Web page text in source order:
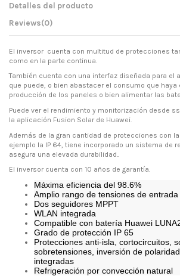
Detalles del producto
Reviews(0)
El inversor cuenta con multitud de protecciones
como en la parte continua.
También cuenta con una interfaz diseñada para el
que puede, o bien abastacer el consumo que haya
producción de los paneles o bien alimentar las
Puede ver el rendimiento y monitorización desde
la aplicación Fusion Solar de Huawei.
Además de la gran cantidad de protecciones con
ejemplo la IP 64, tiene incorporado un sistema de
asegura una elevada durabilidad..
El inversor cuenta con 10 años de garantía.
Máxima eficiencia del 98.6%
Amplio rango de tensiones de
Dos seguidores MPPT
WLAN integrada
Compatible con batería Huawei
Grado de protección IP 65
Protecciones anti-isla, cortocircuitos,
sobretensiones, inversión de
integradas
Refrigeración por convección natural